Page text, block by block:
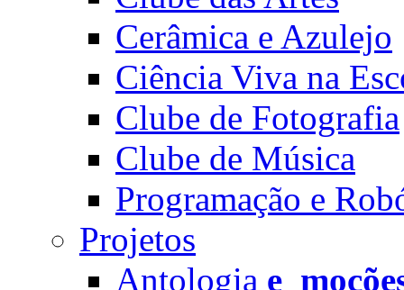
Cerâmica e Azulejo
Ciência Viva na
Clube de Fotografia
Clube de Música
Programação e
Projetos
Antologia